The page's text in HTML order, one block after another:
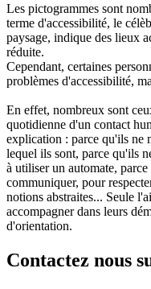
Les pictogrammes sont
terme d'accessibilité, le
paysage, indique des lieux
réduite.
Cependant, certaines
problèmes d'accessibilité,
En effet, nombreux sont
quotidienne d'un contact
explication : parce qu'ils ne
lequel ils sont, parce qu'ils
à utiliser un automate,
communiquer, pour
notions abstraites... Seule
accompagner dans leurs
d'orientation.
Contactez nous